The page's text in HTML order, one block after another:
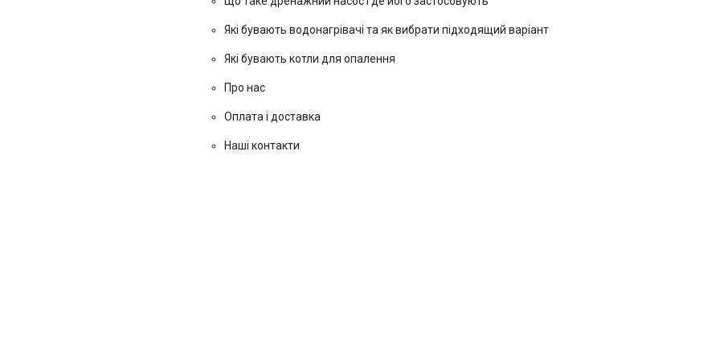
Які бувають водонагрівачі та як вибрати підходящий варіант
Які бувають котли для опалення
Про нас
Оплата і доставка
Наші контакти